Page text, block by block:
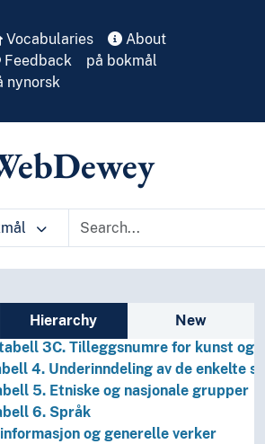
Vocabularies
About
Feedback
på bokmål
nynorsk
list and traverse
Hierarchy New
1. Generell forminndeling
3A. Underinndeling av verker
3B. Underinndeling av verker
3C. Tilleggsnumre for kunst og
4. Underinndeling av de enkelte
5. Etniske og nasjonale grupper
6. Språk
og generelle verker